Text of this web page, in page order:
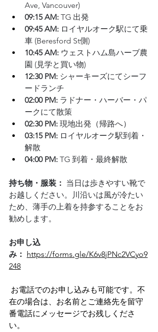
Ave, Vancouver)
09:15 AM: TG 出発
09:45 AM: ロイヤルオーク駅にて乗
車 (Beresford St側)
10:45 AM: ウェストハム島ハーブ農
園 (見学と買い物)
12:30 PM: シャーキーズにてシーフ
ードランチ
02:00 PM: ラドナー・ハーバー・パ
ークにて散策
02:30 PM: 現地出発（帰路へ）
03:15 PM: ロイヤルオーク駅到着・
解散
04:00 PM: TG 到着・最終解散
持ち物・服装： 当日は歩きやすい靴で
お越しください。川沿いは風が冷たい
ため、薄手の上着を持参することをお
勧めします。
お申し込
み： https://forms.gle/K6v8jPNc2VCyo9
248
お電話でのお申し込みも可能です。不
在の場合は、お名前とご連絡先を留守
番電話にメッセージでお残しくださ
い。